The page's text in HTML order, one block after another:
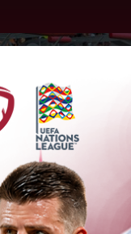
"Riga FC" iegūst
būs jāatspēlējas